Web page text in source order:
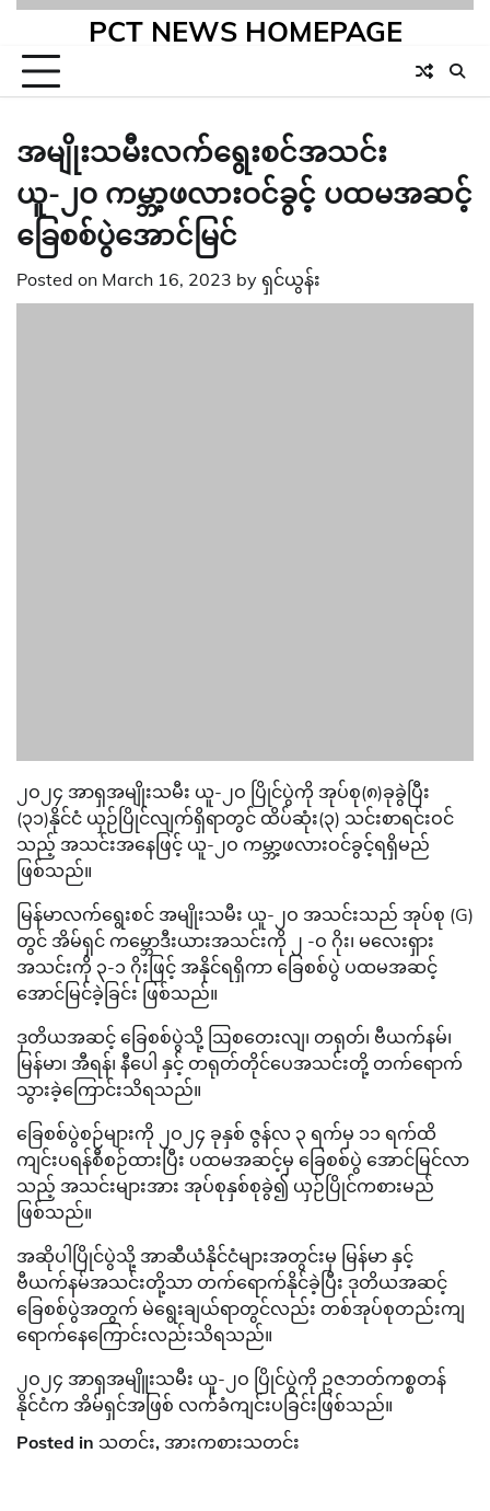
PCT NEWS HOMEPAGE
အမျိုးသမီးလက်ရွေးစင်အသင်း
ယူ-၂ဝ ကမ္ဘာ့ဖလားဝင်ခွင့် ပထမအဆင့်
ခြေစစ်ပွဲအောင်မြင်
Posted on March 16, 2023 by ရှင်ယွန်း
၂ဝ၂၄ အာရှအမျိုးသမီး ယူ-၂ဝ ပြိုင်ပွဲကို အုပ်စု(၈)ခုခွဲပြီး
(၃၁)နိုင်ငံ ယှဉ်ပြိုင်လျက်ရှိရာတွင် ထိပ်ဆုံး(၃) သင်းစာရင်းဝင်
သည့် အသင်းအနေဖြင့် ယူ-၂ဝ ကမ္ဘာ့ဖလားဝင်ခွင့်ရရှိမည်
ဖြစ်သည်။
မြန်မာလက်ရွေးစင် အမျိုးသမီး ယူ-၂ဝ အသင်းသည် အုပ်စု (G)
တွင် အိမ်ရှင် ကမ္ဘောဒီးယားအသင်းကို ၂ -ဝ ဂိုး၊ မလေးရှား
အသင်းကို ၃-၁ ဂိုးဖြင့် အနိုင်ရရှိကာ ခြေစစ်ပွဲ ပထမအဆင့်
အောင်မြင်ခဲ့ခြင်း ဖြစ်သည်။
ဒုတိယအဆင့် ခြေစစ်ပွဲသို့ ဩစတေးလျ၊ တရုတ်၊ ဗီယက်နမ်၊
မြန်မာ၊ အီရန်၊ နီပေါ နှင့် တရုတ်တိုင်ပေအသင်းတို့ တက်ရောက်
သွားခဲ့ကြောင်းသိရသည်။
ခြေစစ်ပွဲစဉ်များကို ၂ဝ၂၄ ခုနှစ် ဇွန်လ ၃ ရက်မှ ၁၁ ရက်ထိ
ကျင်းပရန်စီစဉ်ထားပြီး ပထမအဆင့်မှ ခြေစစ်ပွဲ အောင်မြင်လာ
သည့် အသင်းများအား အုပ်စုနှစ်စုခွဲ၍ ယှဉ်ပြိုင်ကစားမည်
ဖြစ်သည်။
အဆိုပါပြိုင်ပွဲသို့ အာဆီယံနိုင်ငံများအတွင်းမှ မြန်မာ နှင့်
ဗီယက်နမ်အသင်းတို့သာ တက်ရောက်နိုင်ခဲ့ပြီး ဒုတိယအဆင့်
ခြေစစ်ပွဲအတွက် မဲရွေးချယ်ရာတွင်လည်း တစ်အုပ်စုတည်းကျ
ရောက်နေကြောင်းလည်းသိရသည်။
၂ဝ၂၄ အာရှအမျိူးသမီး ယူ-၂ဝ ပြိုင်ပွဲကို ဥဇဘတ်ကစ္စတန်
နိုင်ငံက အိမ်ရှင်အဖြစ် လက်ခံကျင်းပခြင်းဖြစ်သည်။
Posted in သတင်း, အားကစားသတင်း